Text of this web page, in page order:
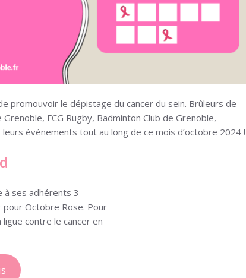
promouvoir le dépistage du cancer du sein. Brûleurs de
FCG Rugby, Badminton Club de Grenoble,
événements tout au long de ce mois d’octobre 2024 !
à ses adhérents 3
Octobre Rose. Pour
contre le cancer en